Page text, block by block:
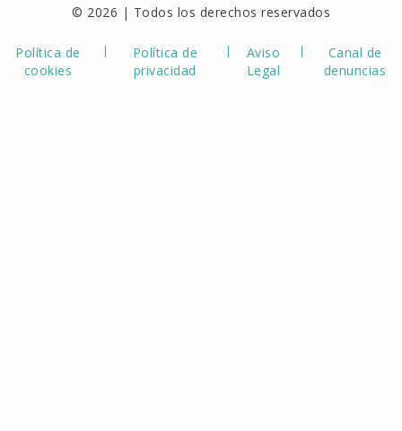
© 2026 | Todos los derechos reservados
Política de
cookies
Política de
privacidad
Aviso
Legal
Canal de
denuncias